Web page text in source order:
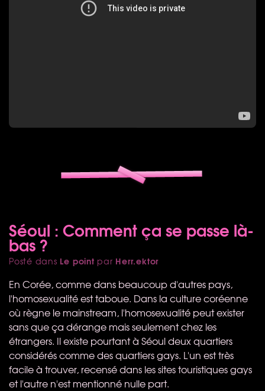
Séoul : Comment ça se passe là-
bas ?
Posté dans Le point par Herr.ektor
En Corée, comme dans beaucoup d'autres pays,
l'homosexualité est taboue. Dans la culture coréenne
où règne le mainstream, l'homosexualité peut exister
sans que ça dérange mais seulement chez les
étrangers. Il existe pourtant à Séoul deux quartiers
considérés comme des quartiers gays. L'un est très
facile à trouver, recensé dans les sites touristiques gays
et l'autre n'est mentionné nulle part.